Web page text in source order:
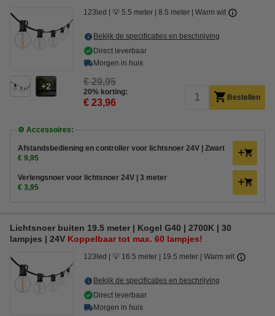
2
123led 💡 5.5 meter 8.5 meter Warm wit
Bekijk de specificaties en beschrijving
Direct leverbaar
Morgen in huis
€ 29,95
20% korting:
€ 23,96 Bestellen
⚙️ Accessoires:
Afstandsbediening en controller voor lichtsnoer 24V | Zwart
€ 9,95
Verlengsnoer voor lichtsnoer 24V | 3 meter
€ 3,95
Lichtsnoer buiten 19.5 meter | Kogel G40 | 2700K | 30
lampjes | 24V Koppelbaar tot max. 60 lampjes!
123led 💡 16.5 meter 19.5 meter Warm wit
Bekijk de specificaties en beschrijving
Direct leverbaar
Morgen in huis